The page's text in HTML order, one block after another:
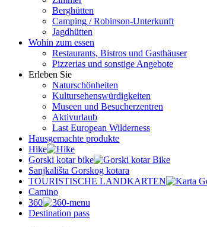
Berghütten
Camping / Robinson-Unterkunft
Jagdhütten
Wohin zum essen
Restaurants, Bistros und Gasthäuser
Pizzerias und sonstige Angebote
Erleben Sie
Naturschönheiten
Kultursehenswürdigkeiten
Museen und Besucherzentren
Aktivurlaub
Last European Wilderness
Hausgemachte produkte
Hike
Gorski kotar bike
Sanjkališta Gorskog kotara
TOURISTISCHE LANDKARTEN
Camino
360
Destination pass